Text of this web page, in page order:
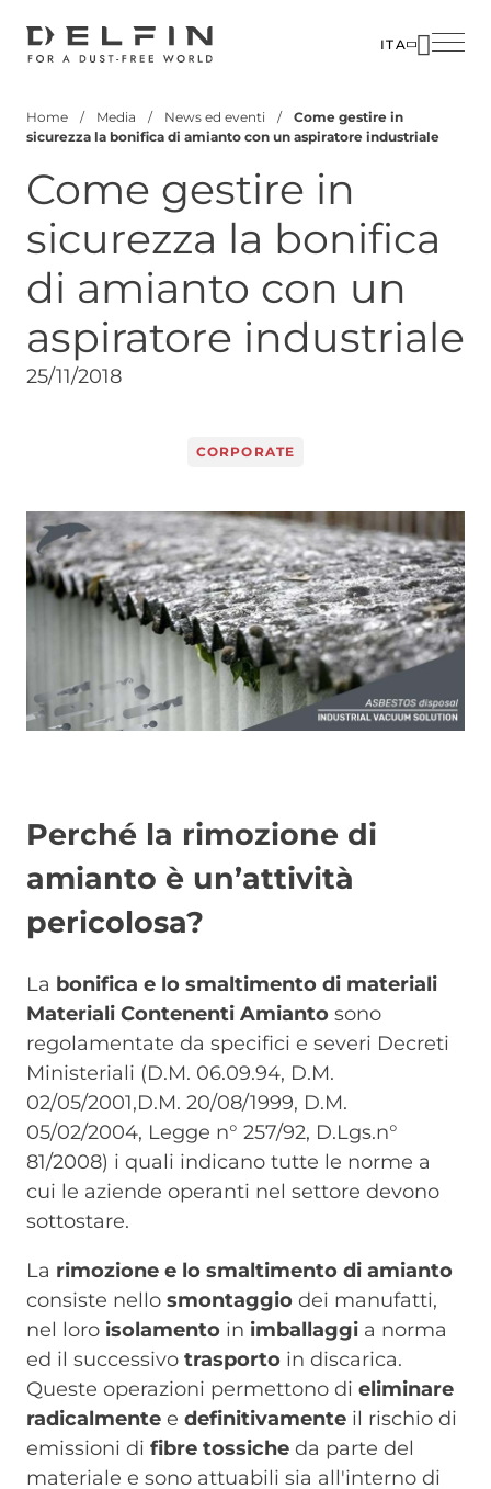
ITA
Briciole
pane
Home Media News ed eventi
Come gestire in
sicurezza la bonifica di amianto con un aspiratore industriale
Come gestire in
sicurezza la bonifica
di amianto con un
aspiratore industriale
25/11/2018
CORPORATE
Immagine
Perché la rimozione di
amianto è un’attività
pericolosa?
La bonifica e lo smaltimento di materiali
Materiali Contenenti Amianto sono
regolamentate da specifici e severi Decreti
Ministeriali (D.M. 06.09.94, D.M.
02/05/2001,D.M. 20/08/1999, D.M.
05/02/2004, Legge n° 257/92, D.Lgs.n°
81/2008) i quali indicano tutte le norme a
cui le aziende operanti nel settore devono
sottostare.
La rimozione e lo smaltimento di amianto
consiste nello smontaggio dei manufatti,
nel loro isolamento in imballaggi a norma
ed il successivo trasporto in discarica.
Queste operazioni permettono di eliminare
radicalmente e definitivamente il rischio di
emissioni di fibre tossiche da parte del
materiale e sono attuabili sia all'interno di
SETTORI